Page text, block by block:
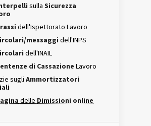
sulla Sicurezza
dell'Ispettorato Lavoro
messaggi dell'INPS
dell'INAIL
di Cassazione Lavoro
sugli Ammortizzatori
delle Dimissioni online